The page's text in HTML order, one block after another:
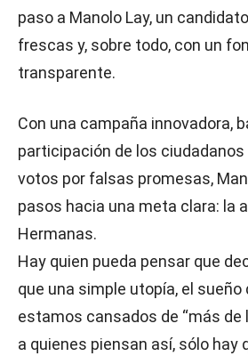
paso a Manolo Lay, un
frescas y, sobre todo, con un
transparente.
Con una campaña innovadora,
participación de los ciudadanos
votos por falsas promesas,
pasos hacia una meta clara: la
Hermanas.
Hay quien pueda pensar que
que una simple utopía, el sueño
estamos cansados de “más de
a quienes piensan así, sólo hay